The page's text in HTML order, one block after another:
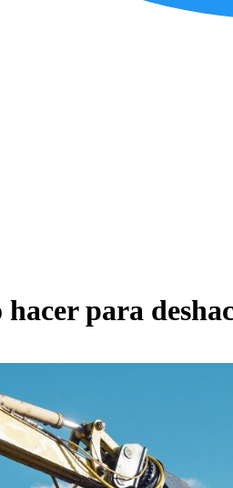
para